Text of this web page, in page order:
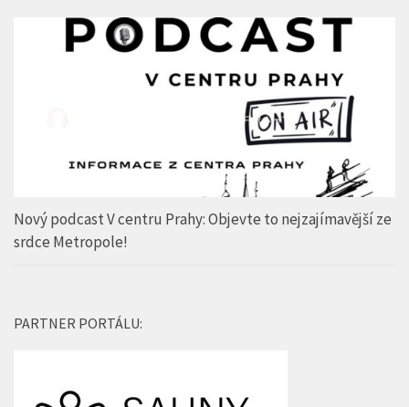
Nový podcast V centru Prahy: Objevte to nejzajímavější ze
srdce Metropole!
PARTNER PORTÁLU: